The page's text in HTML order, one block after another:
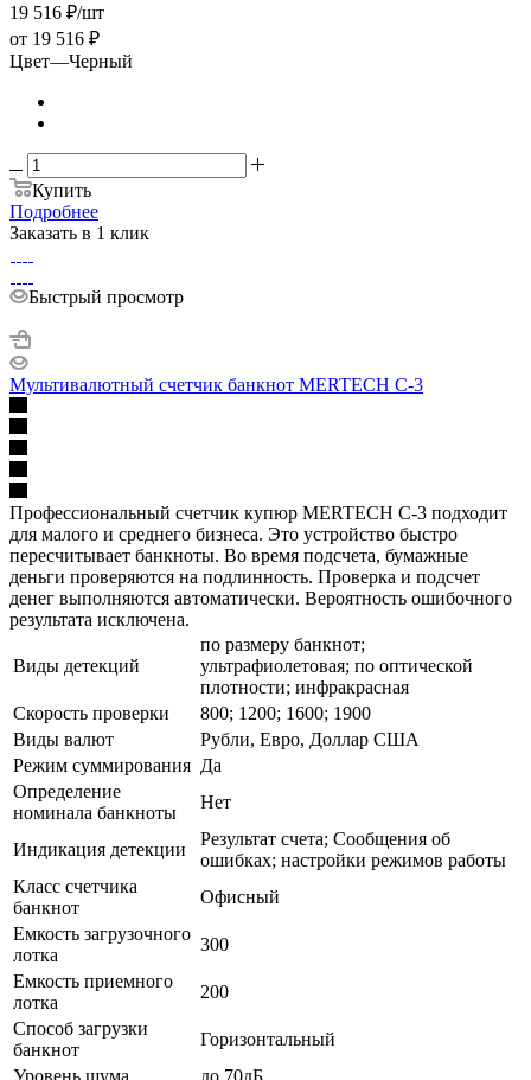
19 516 ₽/шт
от 19 516 ₽
Цвет—Черный
Купить
Подробнее
Заказать в 1 клик
Быстрый просмотр
Мультивалютный счетчик банкнот MERTECH C-3
Профессиональный счетчик купюр MERTECH С-3 подходит
для малого и среднего бизнеса. Это устройство быстро
пересчитывает банкноты. Во время подсчета, бумажные
деньги проверяются на подлинность. Проверка и подсчет
денег выполняются автоматически. Вероятность ошибочного
результата исключена.
Виды детекций
по размеру банкнот;
ультрафиолетовая; по оптической
плотности; инфракрасная
Скорость проверки
800; 1200; 1600; 1900
Виды валют
Рубли, Евро, Доллар США
Режим суммирования Да
Определение
номинала банкноты
Нет
Индикация детекции
Результат счета; Сообщения об
ошибках; настройки режимов работы
Класс счетчика
банкнот
Офисный
Емкость загрузочного
лотка
300
Емкость приемного
лотка
200
Способ загрузки
банкнот
Горизонтальный
Уровень шума
до 70дБ